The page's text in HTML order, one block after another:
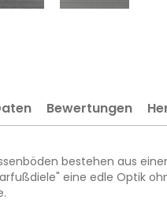
bestehen aus
eine edle Optik
Bewertungen